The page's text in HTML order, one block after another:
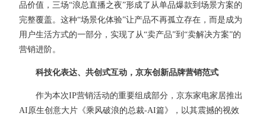
品价值，三场“浪总直播之夜”形成了从单品爆款到场景方案的
完整覆盖。这种“场景化体验”让产品不再孤立存在，而是成为
用户生活方式的一部分，实现了从“卖产品”到“卖解决方案”的
营销进阶。
科技化表达、共创式互动，京东创新品牌营销范式
作为本次IP营销活动的重要组成部分，京东家电家居推出
AI原生创意大片《乘风破浪的总裁-AI篇》，以其震撼的视效